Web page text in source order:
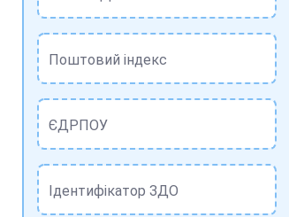
Поштовий індекс
ЄДРПОУ
Ідентифікатор ЗДО